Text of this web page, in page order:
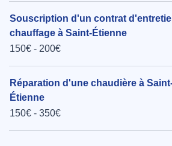
Souscription d'un contrat
chauffage à Saint-Étienne
150€ - 200€
Réparation d'une chaudière à
Étienne
150€ - 350€